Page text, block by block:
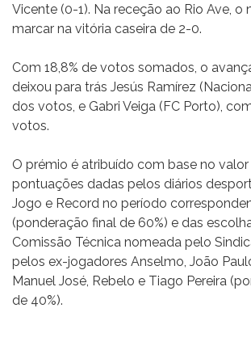
Vicente (0-1). Na receção ao Rio Ave, o
marcar na vitória caseira de 2-0.
Com 18,8% de votos somados, o
deixou para trás Jesús Ramírez
dos votos, e Gabri Veiga (FC Porto),
votos.
O prémio é atribuído com base no
pontuações dadas pelos diários
Jogo e Record no período
(ponderação final de 60%) e das
Comissão Técnica nomeada pelo
pelos ex-jogadores Anselmo, João
Manuel José, Rebelo e Tiago Pereira
de 40%).